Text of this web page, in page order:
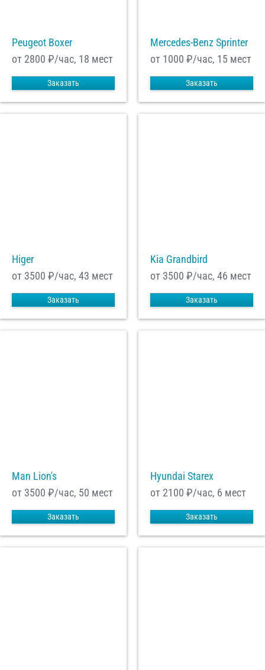
Peugeot Boxer
от 2800 ₽/час, 18 мест
Заказать
Mercedes-Benz Sprinter
от 1000 ₽/час, 15 мест
Заказать
Higer
от 3500 ₽/час, 43 мест
Заказать
Kia Grandbird
от 3500 ₽/час, 46 мест
Заказать
Man Lion's
от 3500 ₽/час, 50 мест
Заказать
Hyundai Starex
от 2100 ₽/час, 6 мест
Заказать